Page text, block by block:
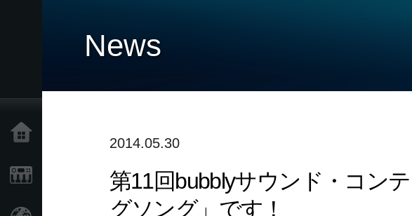
News
2014.05.30
第11回bubblyサウンド・コン
グソング」です！